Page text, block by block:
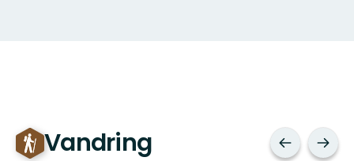
Vandring